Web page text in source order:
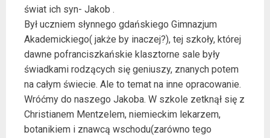
świat ich syn- Jakob .
Był uczniem słynnego gdańskiego Gimnazjum
Akademickiego( jakże by inaczej?), tej szkoły, której
dawne pofranciszkańskie klasztorne sale były
świadkami rodzących się geniuszy, znanych potem
na całym świecie. Ale to temat na inne opracowanie.
Wróćmy do naszego Jakoba. W szkole zetknął się z
Christianem Mentzelem, niemieckim lekarzem,
botanikiem i znawcą wschodu(zarówno tego